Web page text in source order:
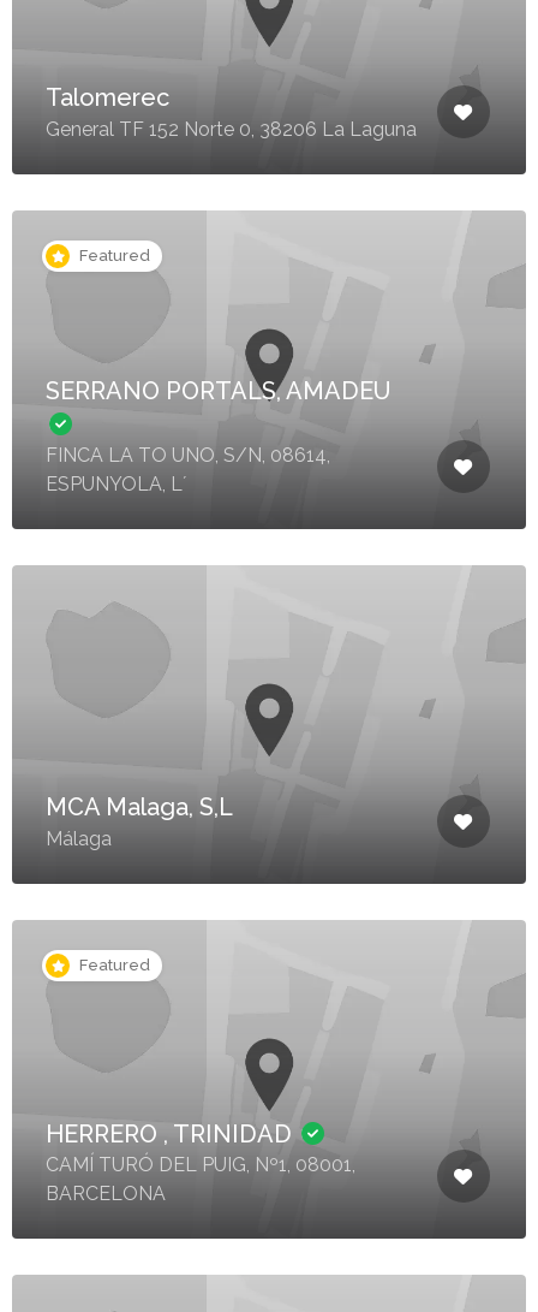
Talomerec
General TF 152 Norte 0, 38206 La Laguna
Featured
SERRANO PORTALS, AMADEU
FINCA LA TO UNO, S/N, 08614,
ESPUNYOLA, L´
MCA Malaga, S,L
Málaga
Featured
HERRERO , TRINIDAD
CAMÍ TURÓ DEL PUIG, Nº1, 08001,
BARCELONA